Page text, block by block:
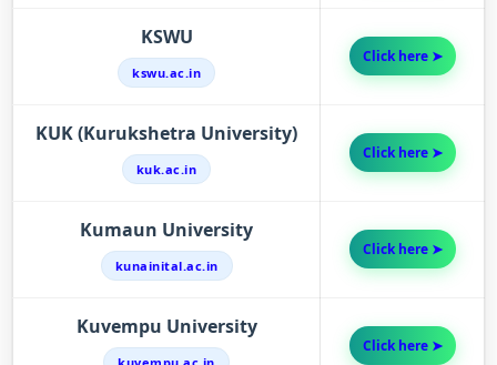
KSWU
kswu.ac.in
Click here ➤
KUK (Kurukshetra University)
kuk.ac.in
Click here ➤
Kumaun University
kunainital.ac.in
Click here ➤
Kuvempu University
Click here ➤